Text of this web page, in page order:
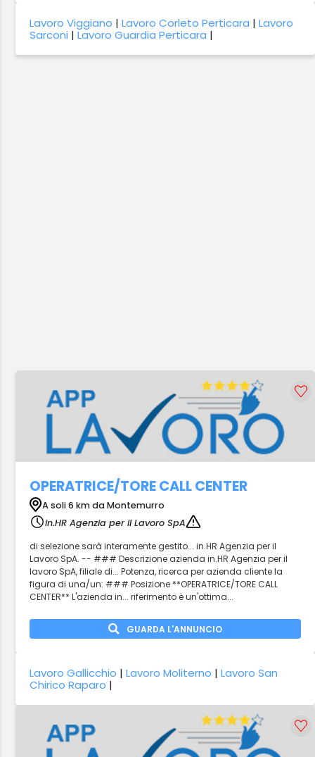
Lavoro Viggiano |Lavoro Corleto Perticara |Lavoro
Sarconi |Lavoro Guardia Perticara |
OPERATRICE/TORE CALL CENTER
A soli 6 km da Montemurro
in.HR Agenzia per il Lavoro SpA
di selezione sarà interamente gestito... in.HR Agenzia per il
Lavoro SpA. -- ### Descrizione azienda in.HR Agenzia per il
lavoro SpA, filiale di... Potenza, ricerca per azienda cliente la
figura di una/un: ### Posizione **OPERATRICE/TORE CALL
CENTER** L'azienda in... riferimento è un'ottima...
GUARDA L'ANNUNCIO
Lavoro Gallicchio |Lavoro Moliterno |Lavoro San
Chirico Raparo |